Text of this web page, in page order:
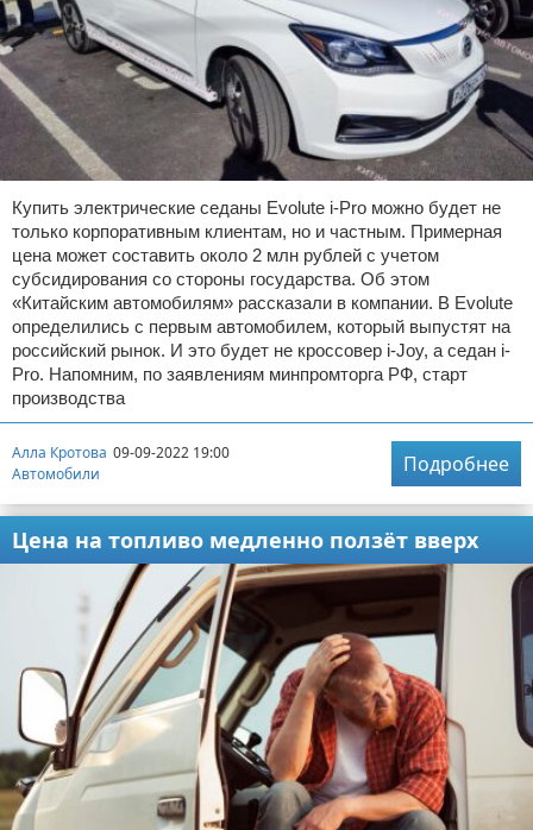
Купить электрические седаны Evolute i-Pro можно будет не
только корпоративным клиентам, но и частным. Примерная
цена может составить около 2 млн рублей с учетом
субсидирования со стороны государства. Об этом
«Китайским автомобилям» рассказали в компании. В Evolute
определились с первым автомобилем, который выпустят на
российский рынок. И это будет не кроссовер i-Joy, а седан i-
Pro. Напомним, по заявлениям минпромторга РФ, старт
производства
Алла Кротова 09-09-2022 19:00
Автомобили
Подробнее
Цена на топливо медленно ползёт вверх